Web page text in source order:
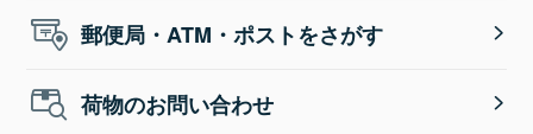
郵便局・ATM・ポストをさがす
荷物のお問い合わせ